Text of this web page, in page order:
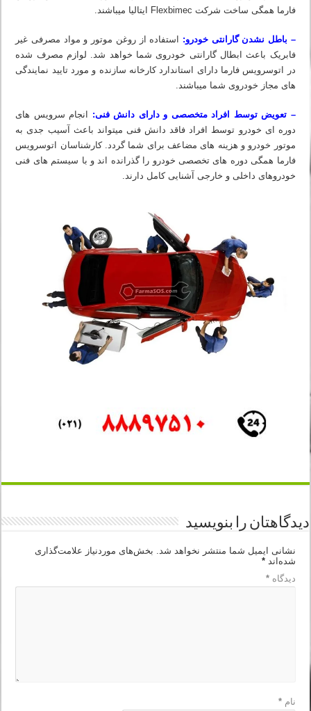
فارما همگی ساخت شرکت Flexbimec ایتالیا میباشند.
– باطل نشدن گارانتی خودرو: استفاده از روغن موتور و مواد مصرفی غیر
فابریک باعث ابطال گارانتی خودروی شما خواهد شد. لوازم مصرف شده
در اتوسرویس فارما دارای استاندارد کارخانه سازنده و مورد تایید نمایندگی
های مجاز خودروی شما میباشند.
– تعویض توسط افراد متخصصی و دارای دانش فنی: انجام سرویس های
دوره ای خودرو توسط افراد فاقد دانش فنی میتواند باعث آسیب جدی به
موتور خودرو و هزینه های مضاعف برای شما گردد. کارشناسان اتوسرویس
فارما همگی دوره های تخصصی خودرو را گذرانده اند و با سیستم های فنی
خودروهای داخلی و خارجی آشنایی کامل دارند.
دیدگاهتان را بنویسید
نشانی ایمیل شما منتشر نخواهد شد. بخش‌های موردنیاز علامت‌گذاری
شده‌اند*
دیدگاه*
نام*